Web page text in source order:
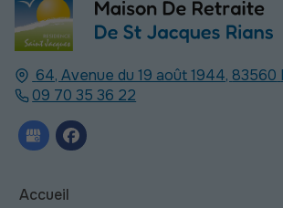
64, Avenue du 19 août 1944, 83560
09 70 35 36 22
Accueil